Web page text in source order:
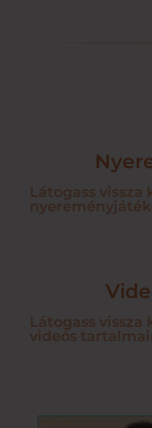
Látogass
Látogass
videós